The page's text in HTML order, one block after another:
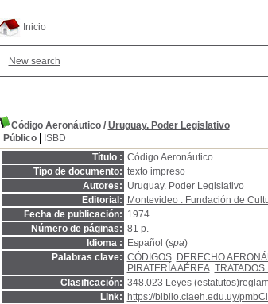
Inicio
New search
Código Aeronáutico/ Uruguay. Poder Legislativo
Público
ISBD
Título : Código Aeronáutico
Tipo de documento: texto impreso
Autores: Uruguay. Poder Legislativo
Editorial:
Montevideo : Fundación de
Fecha de publicación: 1974
Número de páginas: 81 p.
Idioma :
Español (spa)
Palabras clave: CÓDIGOS DERECHO
PIRATERÍA AÉREA
Clasificación: 348.023 Leyes
Link:
https://biblio.claeh.edu.uy/